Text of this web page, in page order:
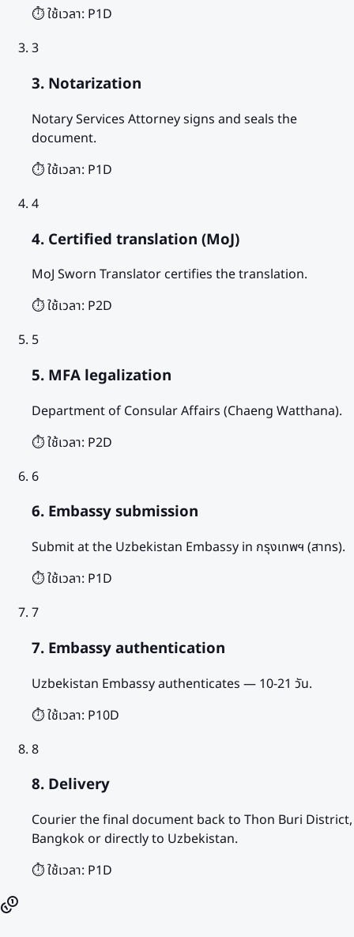
⏱️ ใช้เวลา: P1D
3
3. Notarization
Notary Services Attorney signs and seals the
document.
⏱️ ใช้เวลา: P1D
4
4. Certified translation (MoJ)
MoJ Sworn Translator certifies the translation.
⏱️ ใช้เวลา: P2D
5
5. MFA legalization
Department of Consular Affairs (Chaeng Watthana).
⏱️ ใช้เวลา: P2D
6
6. Embassy submission
Submit at the Uzbekistan Embassy in กรุงเทพฯ (สาทร).
⏱️ ใช้เวลา: P1D
7
7. Embassy authentication
Uzbekistan Embassy authenticates — 10-21 วัน.
⏱️ ใช้เวลา: P10D
8
8. Delivery
Courier the final document back to Thon Buri District,
Bangkok or directly to Uzbekistan.
⏱️ ใช้เวลา: P1D